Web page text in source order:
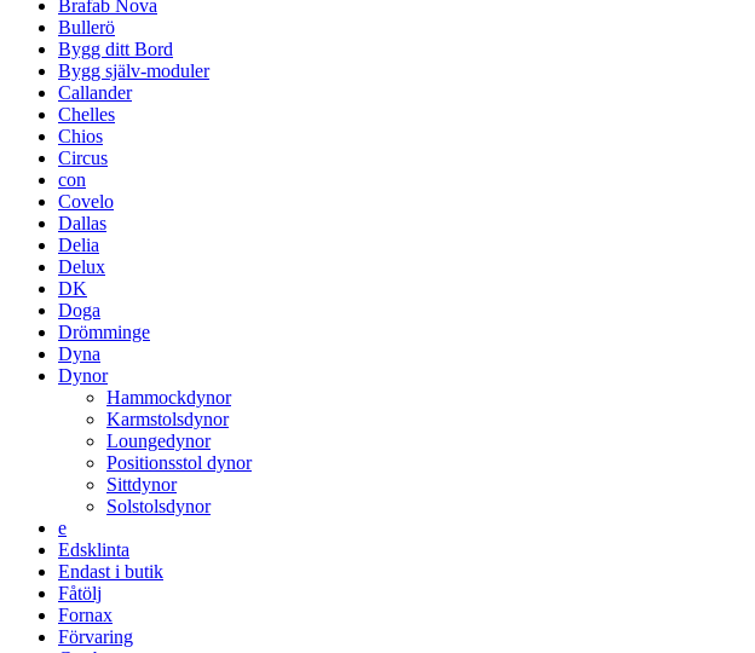
Brafab Nova
Bullerö
Bygg ditt Bord
Bygg själv-moduler
Callander
Chelles
Chios
Circus
con
Covelo
Dallas
Delia
Delux
DK
Doga
Drömminge
Dyna
Dynor
Hammockdynor
Karmstolsdynor
Loungedynor
Positionsstol dynor
Sittdynor
Solstolsdynor
e
Edsklinta
Endast i butik
Fåtölj
Fornax
Förvaring